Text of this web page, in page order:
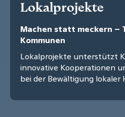
Lokalprojekte
Machen statt meckern –
Kommunen
Lokalprojekte unterstützt
innovative Kooperationen
bei der Bewältigung lokaler